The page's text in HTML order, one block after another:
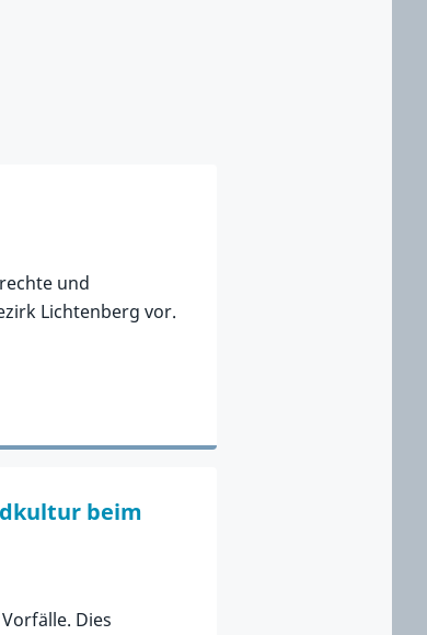
und
Lichtenberg vor.
beim
Dies